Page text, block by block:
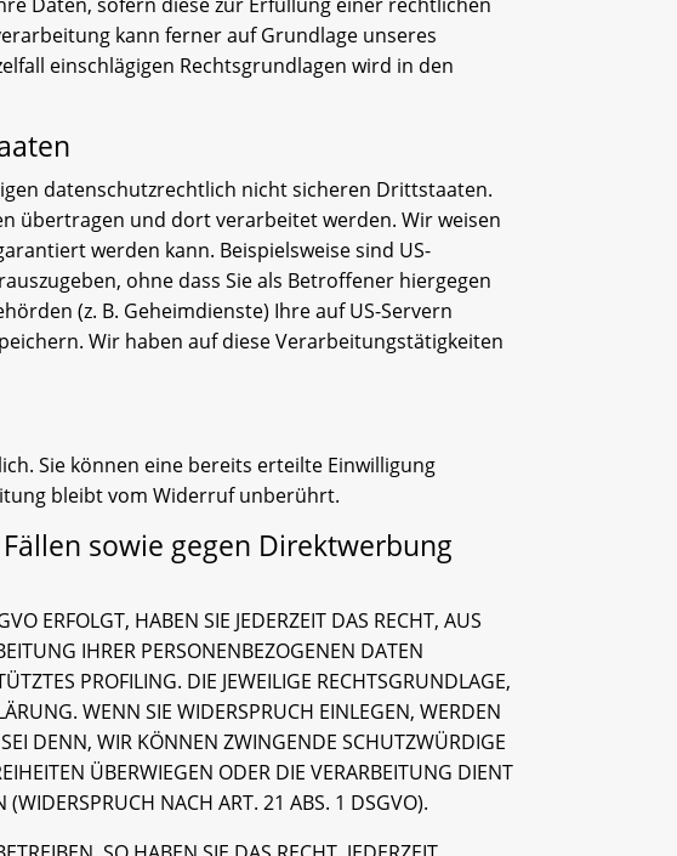
kann ferner auf Grundlage unseres
einschlägigen Rechtsgrundlagen wird in den
datenschutzrechtlich nicht sicheren Drittstaaten.
übertragen und dort verarbeitet werden. Wir weisen
werden kann. Beispielsweise sind US-
ohne dass Sie als Betroffener hiergegen
(z. B. Geheimdienste) Ihre auf US-Servern
Wir haben auf diese Verarbeitungstätigkeiten
Sie können eine bereits erteilte Einwilligung
bleibt vom Widerruf unberührt.
sowie gegen Direktwerbung
ERFOLGT, HABEN SIE JEDERZEIT DAS RECHT, AUS
IHRER PERSONENBEZOGENEN DATEN
PROFILING. DIE JEWEILIGE RECHTSGRUNDLAGE,
WENN SIE WIDERSPRUCH EINLEGEN, WERDEN
DENN, WIR KÖNNEN ZWINGENDE SCHUTZWÜRDIGE
ÜBERWIEGEN ODER DIE VERARBEITUNG DIENT
NACH ART. 21 ABS. 1 DSGVO).